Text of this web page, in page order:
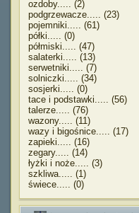
ozdoby..... (2)
podgrzewacze..... (23)
pojemniki..... (61)
półki..... (0)
półmiski..... (47)
salaterki..... (13)
serwetniki..... (7)
solniczki..... (34)
sosjerki..... (0)
tace i podstawki..... (56)
talerze..... (76)
wazony..... (11)
wazy i bigośnice..... (17)
zapieki..... (16)
zegary..... (14)
łyżki i noże..... (3)
szkliwa..... (1)
świece..... (0)